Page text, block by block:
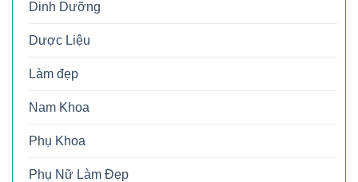
Dinh Dưỡng
Dược Liệu
Làm đẹp
Nam Khoa
Phụ Khoa
Phụ Nữ Làm Đẹp